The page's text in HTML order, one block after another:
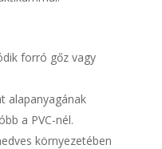
forró gőz vagy
alapanyagának
a PVC-nél.
környezetében